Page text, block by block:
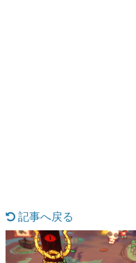
具体的な形か
です。
記事へ戻る